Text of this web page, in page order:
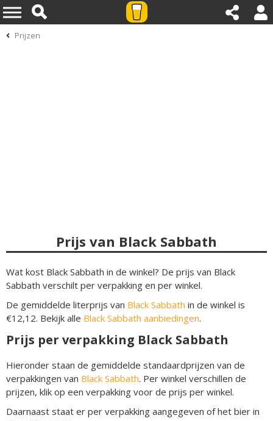
Prijzen
Prijs van Black Sabbath
Wat kost Black Sabbath in de winkel? De prijs van Black
Sabbath verschilt per verpakking en per winkel.
De gemiddelde literprijs van Black Sabbath in de winkel is
€12,12. Bekijk alle Black Sabbath aanbiedingen.
Prijs per verpakking Black Sabbath
Hieronder staan de gemiddelde standaardprijzen van de
verpakkingen van Black Sabbath. Per winkel verschillen de
prijzen, klik op een verpakking voor de prijs per winkel.
Daarnaast staat er per verpakking aangegeven of het bier in